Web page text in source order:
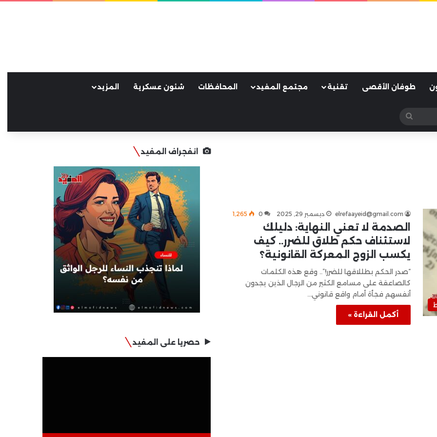
طوفان الأقصى تقنية مجتمع المفيد المحافظات شئون عسكرية المزيد
بحث
عن
elrefaayeid@gmail.com ديسمبر 29, 2025 0 1٬265
الصدمة لا تعني النهاية: دليلك
لاستئناف حكم طلاق للضرر.. كيف
يكسب الزوج المعركة القانونية؟
“صدر الحكم بطللاقها للضرر!”.. وقع هذه الكلمات
كالصاعقة على مسامع الكثير من الرجال الذين يجدون
أنفسهم فجأة أمام واقع قانوني…
أكمل القراءة »
انفجراف المفيد
حصريا على المفيد